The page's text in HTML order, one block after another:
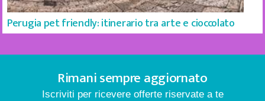
Perugia pet friendly: itinerario tra arte e cioccolato
Rimani sempre aggiornato
Iscriviti per ricevere offerte riservate a te